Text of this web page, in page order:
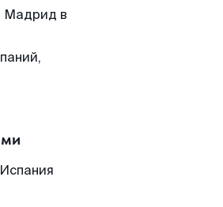
Мадрид в